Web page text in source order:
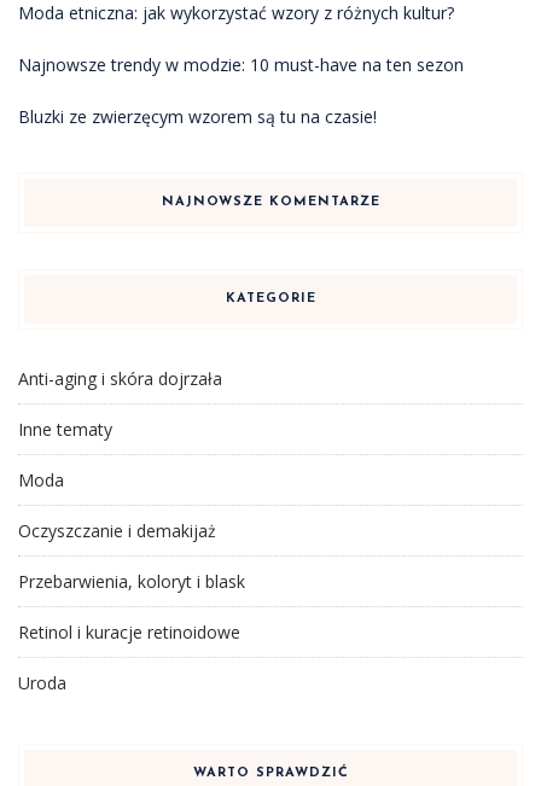
Moda etniczna: jak wykorzystać wzory z różnych kultur?
Najnowsze trendy w modzie: 10 must-have na ten sezon
Bluzki ze zwierzęcym wzorem są tu na czasie!
NAJNOWSZE KOMENTARZE
KATEGORIE
Anti-aging i skóra dojrzała
Inne tematy
Moda
Oczyszczanie i demakijaż
Przebarwienia, koloryt i blask
Retinol i kuracje retinoidowe
Uroda
WARTO SPRAWDZIĆ